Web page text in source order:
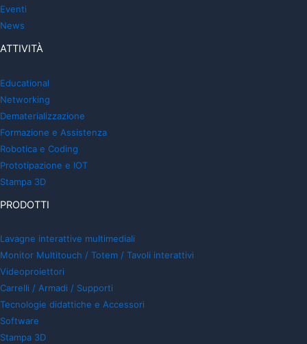
Eventi
News
ATTIVITÀ
Educational
Networking
Dematerializzazione
Formazione e Assistenza
Robotica e Coding
Prototipazione e IOT
Stampa 3D
PRODOTTI
Lavagne interattive multimediali
Monitor Multitouch / Totem / Tavoli interattivi
Videoproiettori
Carrelli / Armadi / Supporti
Tecnologie didattiche e Accessori
Software
Stampa 3D